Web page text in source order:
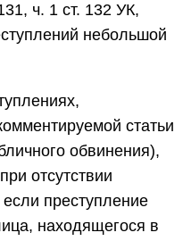
ч. 1 ст. 132 УК,
небольшой
статьи
обвинения),
отсутствии
преступление
находящегося в